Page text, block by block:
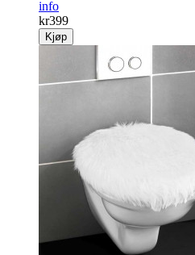
info
kr399
Kjøp